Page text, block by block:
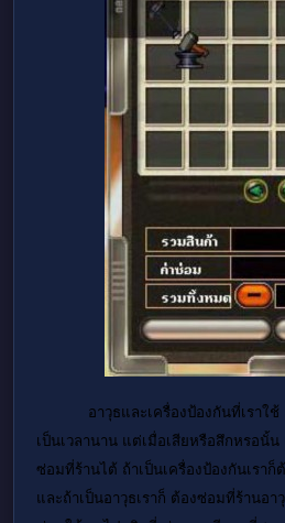
อาวุธและเครื่องป้องกันที่เราใ
เป็นเวลานาน แต่เมื่อเสียหรือสึกหรอนั้น
ซ่อมที่ร้านไต้ ถ้าเป็นเครื่องป้องกันเรา
และถ้าเป็นอาวุธเราก็ ต้องซ่อมที่ร้านอา